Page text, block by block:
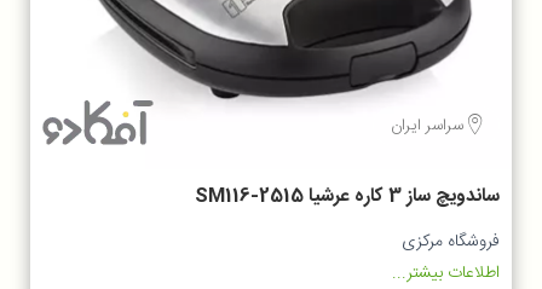
سراسر ایران
ساندویچ ساز 3 کاره عرشیا SM116-2515
فروشگاه مرکزی
اطلاعات بیشتر...